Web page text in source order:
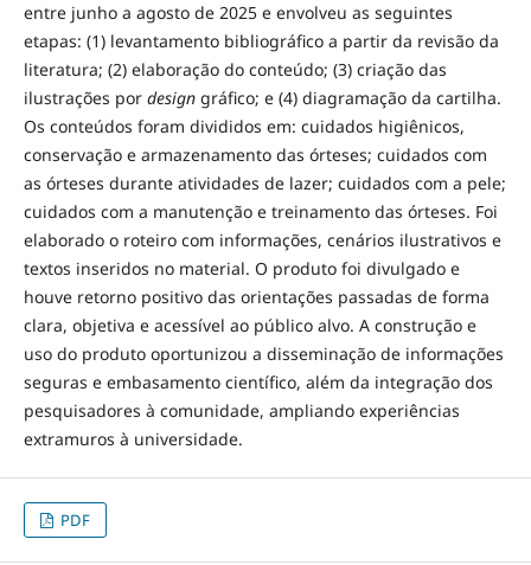
entre junho a agosto de 2025 e envolveu as seguintes
etapas: (1) levantamento bibliográfico a partir da revisão da
literatura; (2) elaboração do conteúdo; (3) criação das
ilustrações por designgráfico; e (4) diagramação da cartilha.
Os conteúdos foram divididos em: cuidados higiênicos,
conservação e armazenamento das órteses; cuidados com
as órteses durante atividades de lazer; cuidados com a pele;
cuidados com a manutenção e treinamento das órteses. Foi
elaborado o roteiro com informações, cenários ilustrativos e
textos inseridos no material. O produto foi divulgado e
houve retorno positivo das orientações passadas de forma
clara, objetiva e acessível ao público alvo. A construção e
uso do produto oportunizou a disseminação de informações
seguras e embasamento científico, além da integração dos
pesquisadores à comunidade, ampliando experiências
extramuros à universidade.
PDF